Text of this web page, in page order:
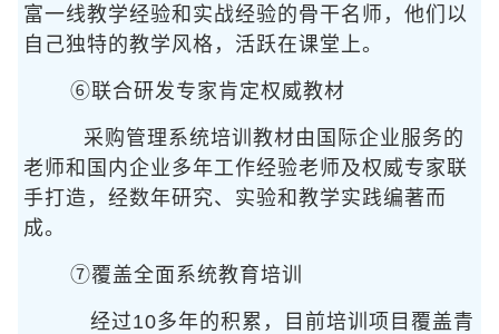
富一线教学经验和实战经验的骨干名师，他们以
自己独特的教学风格，活跃在课堂上。
⑥联合研发专家肯定权威教材
采购管理系统培训教材由国际企业服务的
老师和国内企业多年工作经验老师及权威专家联
手打造，经数年研究、实验和教学实践编著而
成。
⑦覆盖全面系统教育培训
经过10多年的积累，目前培训项目覆盖青